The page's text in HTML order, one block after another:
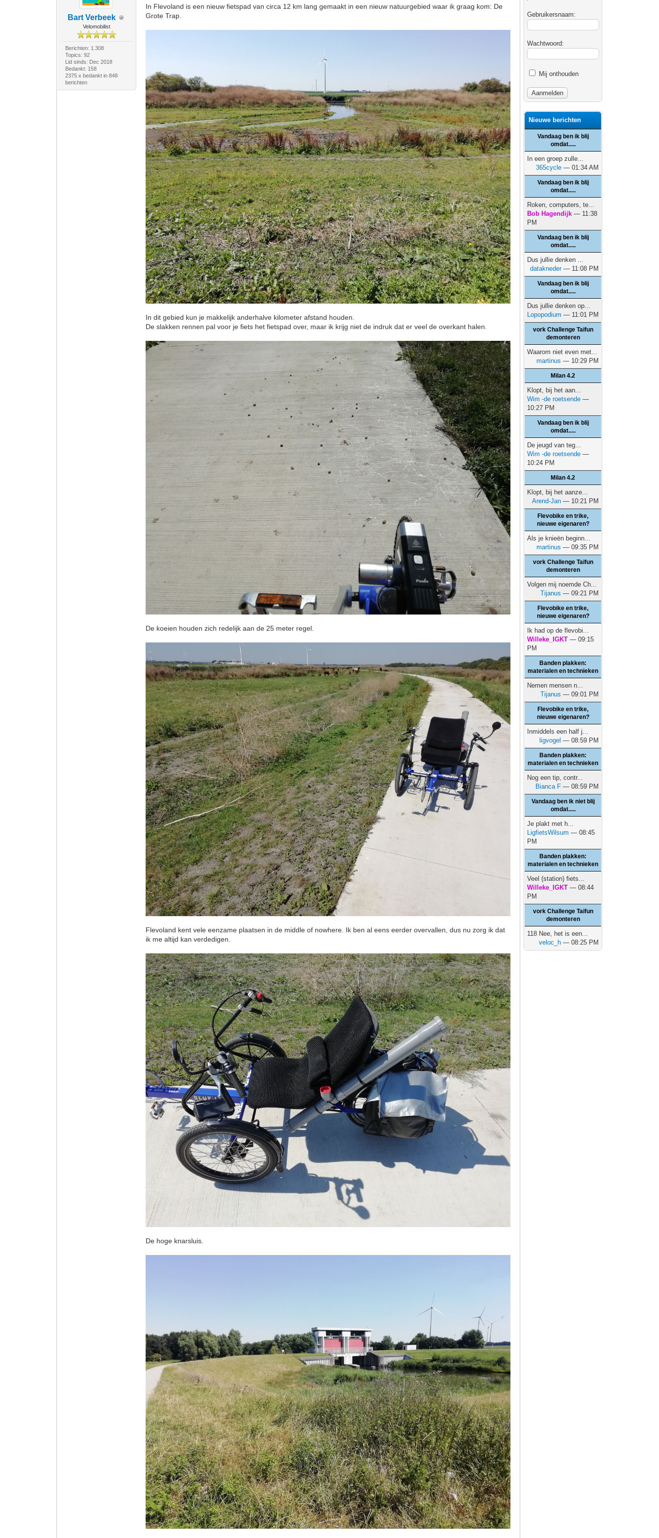
Bart Verbeek
Velomobilist
Berichten: 1.308
Topics: 92
Lid sinds: Dec 2018
Bedankt: 158
2375 x bedankt in 848
berichten
In Flevoland is een nieuw fietspad van circa 12 km lang gemaakt in een nieuw natuurgebied waar ik graag kom: De
Grote Trap.
In dit gebied kun je makkelijk anderhalve kilometer afstand houden.
De slakken rennen pal voor je fiets het fietspad over, maar ik krijg niet de indruk dat er veel de overkant halen.
De koeien houden zich redelijk aan de 25 meter regel.
Flevoland kent vele eenzame plaatsen in de middle of nowhere. Ik ben al eens eerder overvallen, dus nu zorg ik dat
ik me altijd kan verdedigen.
De hoge knarsluis.
Gebruikersnaam:
Wachtwoord:
Mij onthouden
Nieuwe berichten
Vandaag ben ik blij
omdat.....
In een groep zulle...
365cycle — 01:34 AM
Vandaag ben ik blij
omdat.....
Roken, computers, te...
Bob Hagendijk — 11:38
PM
Vandaag ben ik blij
omdat.....
Dus jullie denken ...
datakneder— 11:08 PM
Vandaag ben ik blij
omdat.....
Dus jullie denken op...
Lopopodium — 11:01 PM
vork Challenge Taifun
demonteren
Waarom niet even met...
martinus — 10:29 PM
Milan 4.2
Klopt, bij het aan...
Wim -de roetsende —
10:27 PM
Vandaag ben ik blij
omdat.....
De jeugd van teg...
Wim -de roetsende —
10:24 PM
Milan 4.2
Klopt, bij het aanze...
Arend-Jan — 10:21 PM
Flevobike en trike,
nieuwe eigenaren?
Als je knieën beginn...
martinus — 09:35 PM
vork Challenge Taifun
demonteren
Volgen mij noemde Ch...
Tijanus — 09:21 PM
Flevobike en trike,
nieuwe eigenaren?
Ik had op de flevobi...
Willeke_IGKT — 09:15
PM
Banden plakken:
materialen en technieken
Nemen mensen n...
Tijanus — 09:01 PM
Flevobike en trike,
nieuwe eigenaren?
Inmiddels een half j...
ligvogel — 08:59 PM
Banden plakken:
materialen en technieken
Nog een tip, contr...
Bianca F — 08:59 PM
Vandaag ben ik niet blij
omdat.....
Je plakt met h...
LigfietsWilsum — 08:45
PM
Banden plakken:
materialen en technieken
Veel (station) fiets...
Willeke_IGKT — 08:44
PM
vork Challenge Taifun
demonteren
118 Nee, het is een...
veloc_h — 08:25 PM